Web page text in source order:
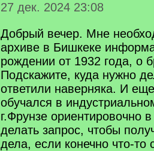
27 дек. 2024 23:08
Добрый вечер. Мне
архиве в Бишкеке
рождении от 1932 года, о
Подскажите, куда нужно
ответили наверняка. И
обучался в
г.Фрунзе ориентировочно
делать запрос, чтобы
дела, если конечно что-то